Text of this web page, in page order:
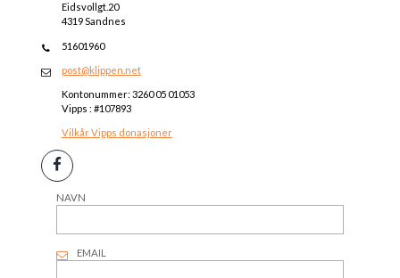
Eidsvollgt.20
4319 Sandnes
51601960
post@klippen.net
Kontonummer: 3260 05 01053
Vipps : #107893
Vilkår Vipps donasjoner
NAVN
EMAIL